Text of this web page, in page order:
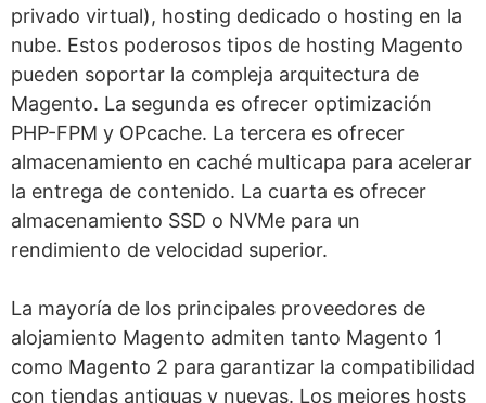
privado virtual), hosting dedicado o hosting en la
nube. Estos poderosos tipos de hosting Magento
pueden soportar la compleja arquitectura de
Magento. La segunda es ofrecer optimización
PHP-FPM y OPcache. La tercera es ofrecer
almacenamiento en caché multicapa para acelerar
la entrega de contenido. La cuarta es ofrecer
almacenamiento SSD o NVMe para un
rendimiento de velocidad superior.
La mayoría de los principales proveedores de
alojamiento Magento admiten tanto Magento 1
como Magento 2 para garantizar la compatibilidad
con tiendas antiguas y nuevas. Los mejores hosts